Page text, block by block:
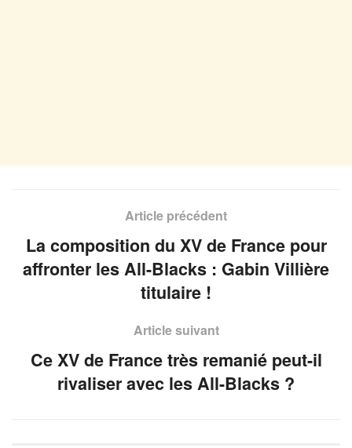
Article précédent
La composition du XV de France pour
affronter les All-Blacks : Gabin Villière
titulaire !
Article suivant
Ce XV de France très remanié peut-il
rivaliser avec les All-Blacks ?